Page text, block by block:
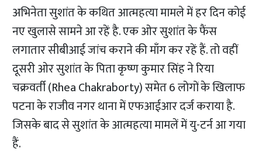
अभिनेता सुशांत के कथित आत्महत्या मामले में हर दिन कोई
नए खुलासे सामने आ रहें है. एक ओर सुशांत के फैंस
लगातार सीबीआई जांच कराने की माँग कर रहें हैं. तो वहीं
दूसरी ओर सुशांत के पिता कृष्ण कुमार सिंह ने रिया
चक्रवर्ती (Rhea Chakraborty) समेत 6 लोगों के खिलाफ
पटना के राजीव नगर थाना में एफआईआर दर्ज कराया है.
जिसके बाद से सुशांत के आत्महत्या मामलें में यु-टर्न आ गया
हैं.